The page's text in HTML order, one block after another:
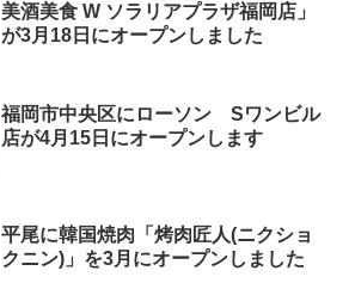
美酒美食 W ソラリアプラザ福岡店」
が3月18日にオープンしました
福岡市中央区にローソン Sワンビル
店が4月15日にオープンします
平尾に韓国焼肉「烤肉匠人(ニクショ
クニン)」を3月にオープンしました